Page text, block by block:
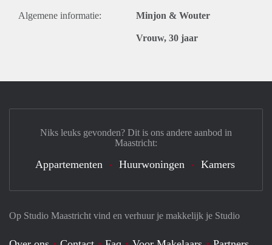
Algemene informatie: Minjon & Wouter
Vrouw, 30 jaar
Op Studio Maastricht vind en verhuur je makkelijk je Studio
Niks leuks gevonden? Dit is ons andere aanbod in
Maastricht:
Appartementen Huurwoningen Kamers